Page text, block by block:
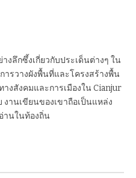
างลึกซึ้งเกี่ยวกับประเด็นต่างๆ ใน
ารวางผังพื้นที่และโครงสร้างพื้น
งสังคมและการเมืองใน Cianjur
านเขียนของเขาถือเป็นแหล่ง
านในท้องถิ่น